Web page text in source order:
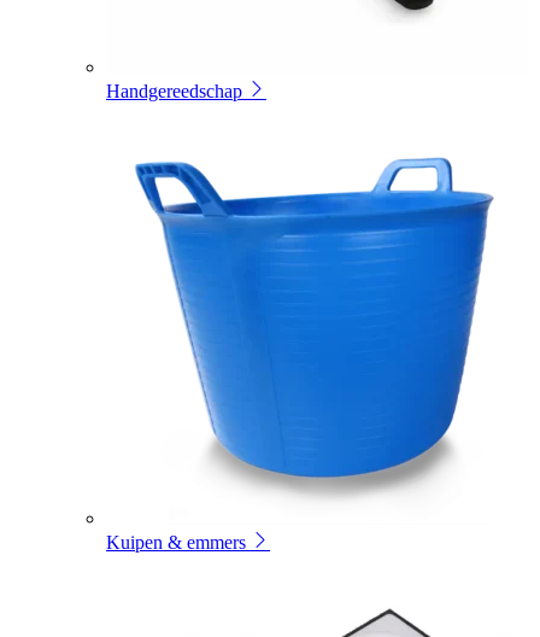
Handgereedschap
Kuipen & emmers